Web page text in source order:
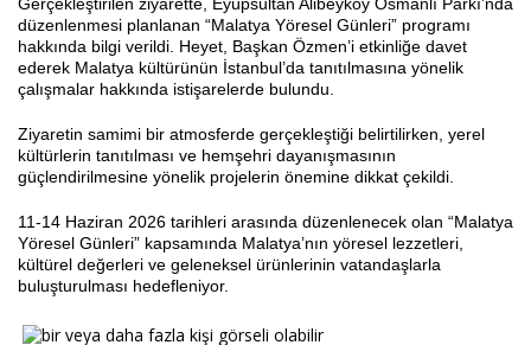
düzenlenmesi planlanan “Malatya Yöresel Günleri” programı
hakkında bilgi verildi. Heyet, Başkan Özmen’i etkinliğe davet
ederek Malatya kültürünün İstanbul’da tanıtılmasına yönelik
çalışmalar hakkında istişarelerde bulundu.
Ziyaretin samimi bir atmosferde gerçekleştiği belirtilirken, yerel
kültürlerin tanıtılması ve hemşehri dayanışmasının
güçlendirilmesine yönelik projelerin önemine dikkat çekildi.
11-14 Haziran 2026 tarihleri arasında düzenlenecek olan “Malatya
Yöresel Günleri” kapsamında Malatya’nın yöresel lezzetleri,
kültürel değerleri ve geleneksel ürünlerinin vatandaşlarla
buluşturulması hedefleniyor.